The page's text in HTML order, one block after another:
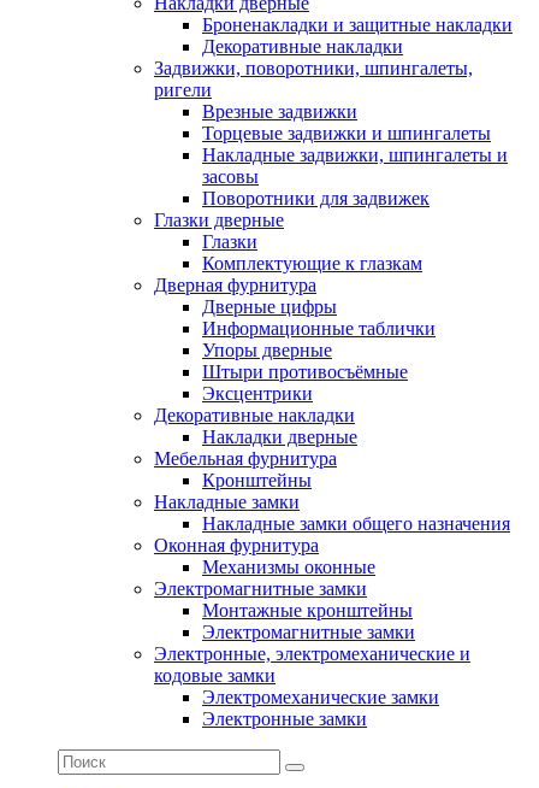
Броненакладки и защитные накладки
Декоративные накладки
Задвижки, поворотники, шпингалеты,
ригели
Врезные задвижки
Торцевые задвижки и шпингалеты
Накладные задвижки, шпингалеты и
засовы
Поворотники для задвижек
Глазки дверные
Глазки
Комплектующие к глазкам
Дверная фурнитура
Дверные цифры
Информационные таблички
Упоры дверные
Штыри противосъёмные
Эксцентрики
Декоративные накладки
Накладки дверные
Мебельная фурнитура
Кронштейны
Накладные замки
Накладные замки общего назначения
Оконная фурнитура
Механизмы оконные
Электромагнитные замки
Монтажные кронштейны
Электромагнитные замки
Электронные, электромеханические и
кодовые замки
Электромеханические замки
Электронные замки